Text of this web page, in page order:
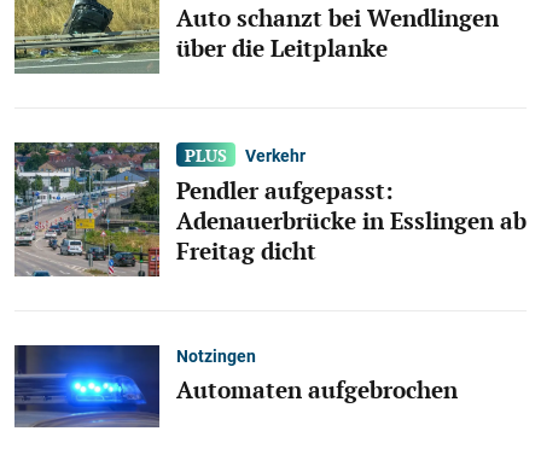
Auto schanzt bei Wendlingen
über die Leitplanke
Verkehr
Pendler aufgepasst:
Adenauerbrücke in Esslingen ab
Freitag dicht
Notzingen
Automaten aufgebrochen